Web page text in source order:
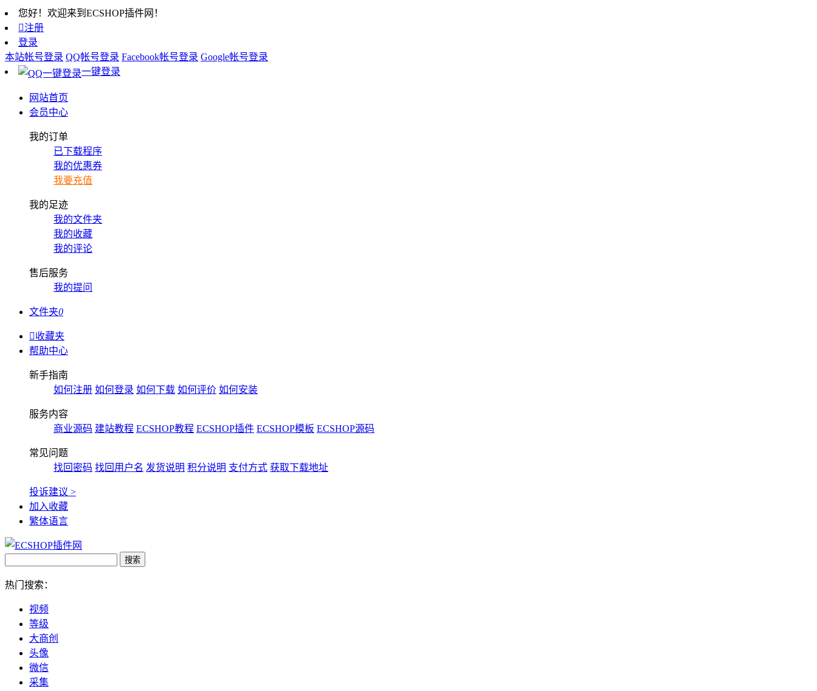
您好！欢迎来到ECSHOP插件网！
注册
登录
本站帐号登录 QQ帐号登录 Facebook帐号登录 Google帐号登录
一键登录
网站首页
会员中心
我的订单
已下载程序
我的优惠券
我要充值
我的足迹
我的文件夹
我的收藏
我的评论
售后服务
我的提问
文件夹0
收藏夹
帮助中心
新手指南
如何注册 如何登录 如何下载 如何评价 如何安装
服务内容
商业源码 建站教程 ECSHOP教程 ECSHOP插件 ECSHOP模板 ECSHOP源码
常见问题
找回密码 找回用户名 发货说明 积分说明 支付方式 获取下载地址
投诉建议 >
加入收藏
繁体语言
热门搜索：
视频
等级
大商创
头像
微信
采集